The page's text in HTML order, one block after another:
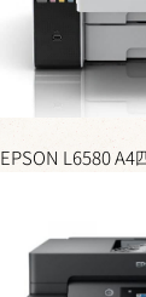
EPSON L6580